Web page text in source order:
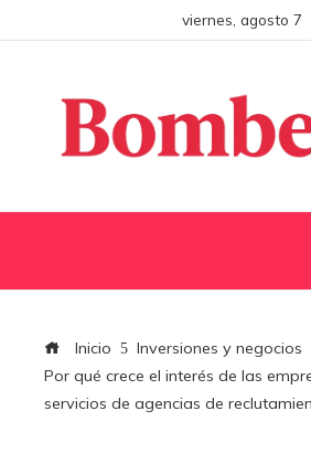
viernes, agosto 7
Inicio
Inversiones y negocios
Por qué crece el interés de las
servicios de agencias de